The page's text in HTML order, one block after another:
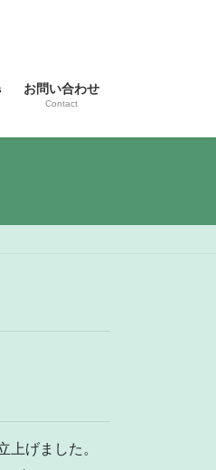
お問い合わせ
Contact
上げました。